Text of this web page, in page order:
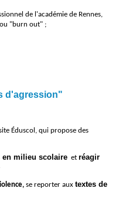
de l'académie de Rennes,
ou "burn out" ;
d'agression"
Éduscol, qui propose des
en milieu scolaire etréagir
se reporter auxtextes de